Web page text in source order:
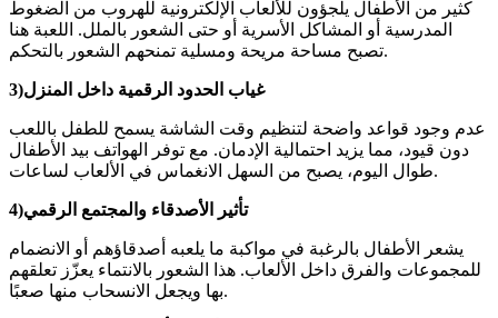
كثير من الأطفال يلجؤون للألعاب الإلكترونية للهروب من الضغوط
المدرسية أو المشاكل الأسرية أو حتى الشعور بالملل. اللعبة هنا
تصبح مساحة مريحة ومسلية تمنحهم الشعور بالتحكم.
3)غياب الحدود الرقمية داخل المنزل
عدم وجود قواعد واضحة لتنظيم وقت الشاشة يسمح للطفل باللعب
دون قيود، مما يزيد احتمالية الإدمان. مع توفر الهواتف بيد الأطفال
طوال اليوم، يصبح من السهل الانغماس في الألعاب لساعات.
4)تأثير الأصدقاء والمجتمع الرقمي
يشعر الأطفال بالرغبة في مواكبة ما يلعبه أصدقاؤهم أو الانضمام
للمجموعات والفرق داخل الألعاب. هذا الشعور بالانتماء يعزّز تعلقهم
بها ويجعل الانسحاب منها صعبًا.